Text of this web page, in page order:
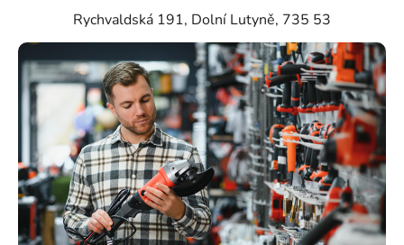
Rychvaldská 191, Dolní Lutyně, 735 53